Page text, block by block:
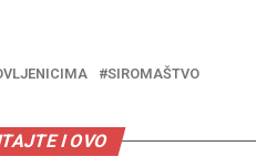
SIROMAŠTVO
I OVO